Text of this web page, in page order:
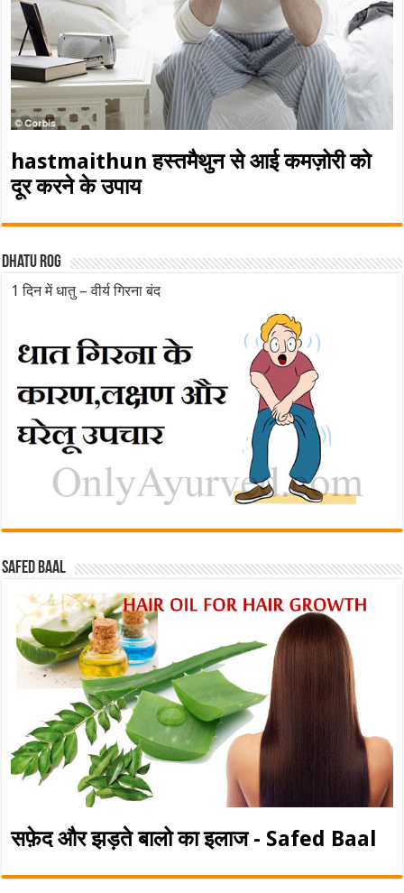
hastmaithun हस्तमैथुन से आई कमज़ोरी को
दूर करने के उपाय
Dhatu rog
1 दिन में धातु – वीर्य गिरना बंद
Safed baal
सफ़ेद और झड़ते बालो का इलाज - Safed Baal